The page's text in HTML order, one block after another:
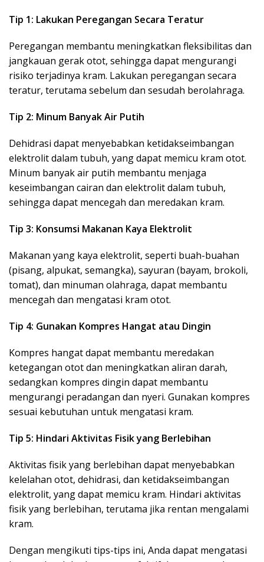
Tip 1: Lakukan Peregangan Secara Teratur
Peregangan membantu meningkatkan fleksibilitas dan
jangkauan gerak otot, sehingga dapat mengurangi
risiko terjadinya kram. Lakukan peregangan secara
teratur, terutama sebelum dan sesudah berolahraga.
Tip 2: Minum Banyak Air Putih
Dehidrasi dapat menyebabkan ketidakseimbangan
elektrolit dalam tubuh, yang dapat memicu kram otot.
Minum banyak air putih membantu menjaga
keseimbangan cairan dan elektrolit dalam tubuh,
sehingga dapat mencegah dan meredakan kram.
Tip 3: Konsumsi Makanan Kaya Elektrolit
Makanan yang kaya elektrolit, seperti buah-buahan
(pisang, alpukat, semangka), sayuran (bayam, brokoli,
tomat), dan minuman olahraga, dapat membantu
mencegah dan mengatasi kram otot.
Tip 4: Gunakan Kompres Hangat atau Dingin
Kompres hangat dapat membantu meredakan
ketegangan otot dan meningkatkan aliran darah,
sedangkan kompres dingin dapat membantu
mengurangi peradangan dan nyeri. Gunakan kompres
sesuai kebutuhan untuk mengatasi kram.
Tip 5: Hindari Aktivitas Fisik yang Berlebihan
Aktivitas fisik yang berlebihan dapat menyebabkan
kelelahan otot, dehidrasi, dan ketidakseimbangan
elektrolit, yang dapat memicu kram. Hindari aktivitas
fisik yang berlebihan, terutama jika rentan mengalami
kram.
Dengan mengikuti tips-tips ini, Anda dapat mengatasi